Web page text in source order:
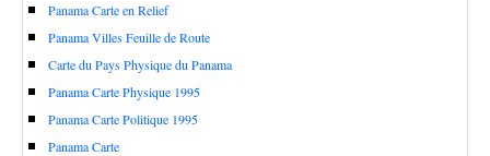
Panama Carte en Relief
Panama Villes Feuille de Route
Carte du Pays Physique du Panama
Panama Carte Physique 1995
Panama Carte Politique 1995
Panama Carte